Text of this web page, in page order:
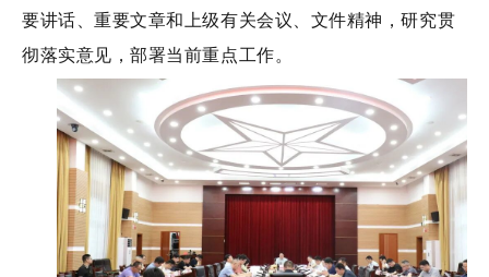
要讲话、重要文章和上级有关会议、文件精神，研究贯
彻落实意见，部署当前重点工作。